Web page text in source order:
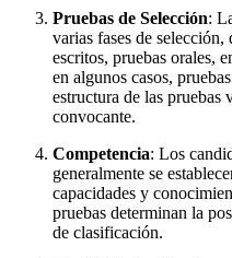
Pruebas de Selección:
varias fases de
escritos, pruebas orales,
en algunos casos,
estructura de las pruebas
convocante.
Competencia: Los
generalmente se
capacidades y
pruebas determinan la
de clasificación.